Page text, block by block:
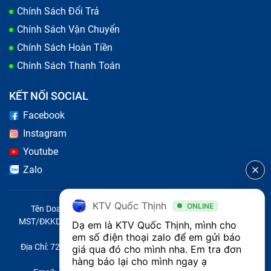
Giá thay kính lưng iPhone 15 Pro Max
là bao nhiêu?
dùng. Cam kết báo giá chính xác và cạnh tranh hàng
đầu trên thị trường hiện nay. Dưới đây là bảng giá thay
mặt kính lưng iPhone 15 Pro Max chi tiết, giúp bạn dễ
dàng tham khảo lựa chọn.
Chính Sách Đổi Trả
Chính Sách Vận Chuyển
Chính Sách Hoàn Tiền
Chính Sách Thanh Toán
KẾT NỐI SOCIAL
Facebook
Instagram
Youtube
Zalo
Tên Doanh Nghiệp: CÔNG TY TNHH CITY ONE VIỆT NAM
MST/ĐKKD/QĐTL: 0316569346 do sở KHĐT TP.HCM cấp ngày
14/04/2023
Địa Chỉ: 721 Trường Chinh, Phường Tây Thạnh, Quận Tân Phú,
Thành phố Hồ Chí Minh, Việt Nam
KTV Quốc Thịnh ONLINE
Dạ em là KTV Quốc Thịnh, mình cho
em số điện thoại zalo để em gửi báo
giá qua đó cho mình nha. Em tra đơn
hàng báo lại cho mình ngay ạ